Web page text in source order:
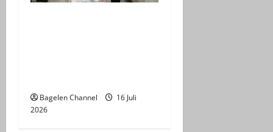
Bagelen Channel
16 Juli
2026